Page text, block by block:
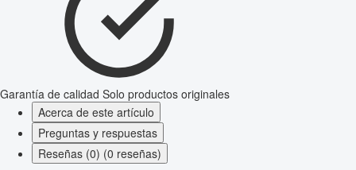
Garantía de calidad Solo productos originales
Acerca de este artículo
Preguntas y respuestas
Reseñas (0) (0 reseñas)